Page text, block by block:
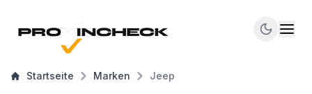
Startseite Marken Jeep